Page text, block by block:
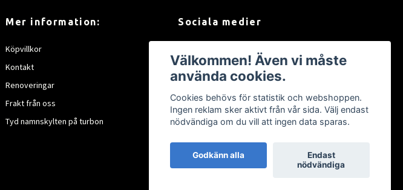
Mer information:
Köpvillkor
Kontakt
Renoveringar
Frakt från oss
Tyd namnskylten på turbon
Sociala medier
Välkommen! Även vi måste
använda cookies.
Cookies behövs för statistik och webshoppen.
Ingen reklam sker aktivt från vår sida. Välj endast
nödvändiga om du vill att ingen data sparas.
Godkänn alla
Endast
nödvändiga